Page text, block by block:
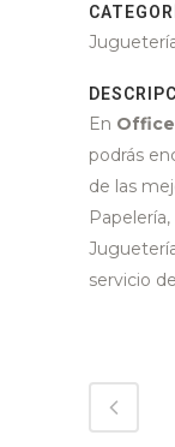
En
podrás
de las
servicio